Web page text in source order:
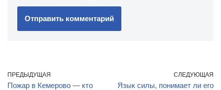
ПРЕДЫДУЩАЯ
Пожар в Кемерово — кто
СЛЕДУЮЩАЯ
Язык силы, понимает ли его